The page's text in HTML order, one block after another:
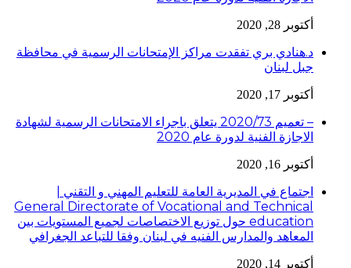
أكتوبر 28, 2020
د.هنادي بري تفقدت مراكز الإمتحانات الرسمية في محافظة
جبل لبنان
أكتوبر 17, 2020
– تعميم 2020/73 يتعلق باجراء الامتحانات الرسمية لشهادة
الاجازة الفنية لدورة عام 2020
أكتوبر 16, 2020
اجتماع في المديرية العامة للتعليم المهني و التقني |
General Directorate of Vocational and Technical
education حول توزيع الاختصاصات لجميع المستويات بين
المعاهد والمدارس الفنيه في لبنان وفقا للتباعد الجغرافي
أكتوبر 14, 2020